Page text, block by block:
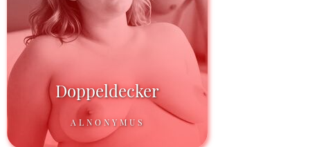
Doppeldecker
ALNONYMUS